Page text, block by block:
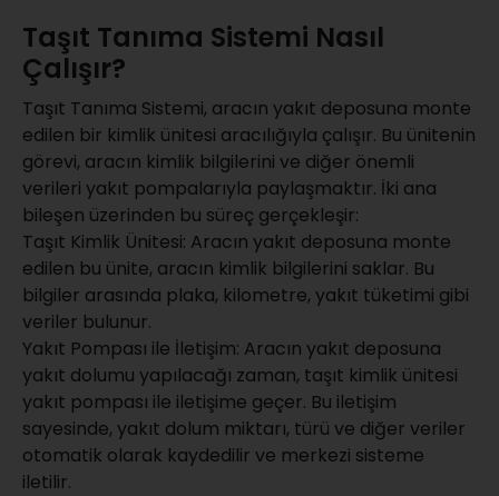
Taşıt Tanıma Sistemi Nasıl
Çalışır?
Taşıt Tanıma Sistemi, aracın yakıt deposuna monte
edilen bir kimlik ünitesi aracılığıyla çalışır. Bu ünitenin
görevi, aracın kimlik bilgilerini ve diğer önemli
verileri yakıt pompalarıyla paylaşmaktır. İki ana
bileşen üzerinden bu süreç gerçekleşir:
Taşıt Kimlik Ünitesi: Aracın yakıt deposuna monte
edilen bu ünite, aracın kimlik bilgilerini saklar. Bu
bilgiler arasında plaka, kilometre, yakıt tüketimi gibi
veriler bulunur.
Yakıt Pompası ile İletişim: Aracın yakıt deposuna
yakıt dolumu yapılacağı zaman, taşıt kimlik ünitesi
yakıt pompası ile iletişime geçer. Bu iletişim
sayesinde, yakıt dolum miktarı, türü ve diğer veriler
otomatik olarak kaydedilir ve merkezi sisteme
iletilir.